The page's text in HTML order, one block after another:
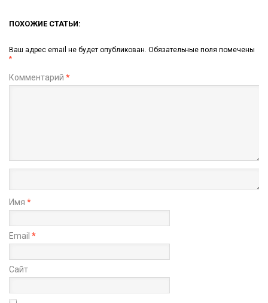
ПОХОЖИЕ СТАТЬИ:
Ваш адрес email не будет опубликован. Обязательные поля помечены
*
Комментарий *
Имя *
Email *
Сайт